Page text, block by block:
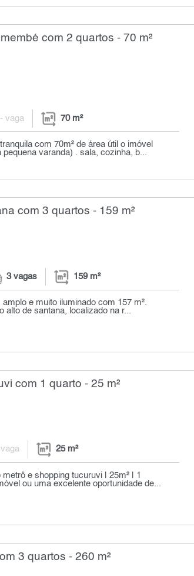
com 2 quartos - 70 m²
- vaga 70 m²
com 70m² de área útil o imóvel
varanda) . sala, cozinha, b...
com 3 quartos - 159 m²
3 vagas 159 m²
e muito iluminado com 157 m².
alto de santana, localizado na r...
com 1 quarto - 25 m²
25 m²
e shopping tucuruvi | 25m² | 1
ou uma excelente oportunidade de...
3 quartos - 260 m²